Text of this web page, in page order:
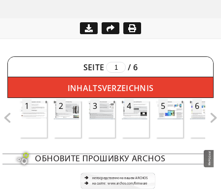
SEITE / 6
INHALTSVERZEICHNIS
1
2 3 4 5 6
РУССКИЙ
ОБНОВИТЕ ПРОШИВКУ ARCHOS
Ä непосредственно на вашем ARCHOS
Ä на сайте:  www.archos.com/firmware